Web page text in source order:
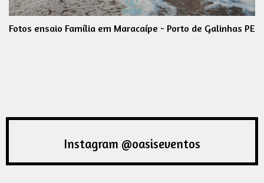
Fotos ensaio Família em Maracaípe - Porto de Galinhas PE
Instagram @oasiseventos